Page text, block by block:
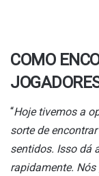
COMO
“Hoje tivemos a
sorte de
sentidos. Isso dá
rapidamente.